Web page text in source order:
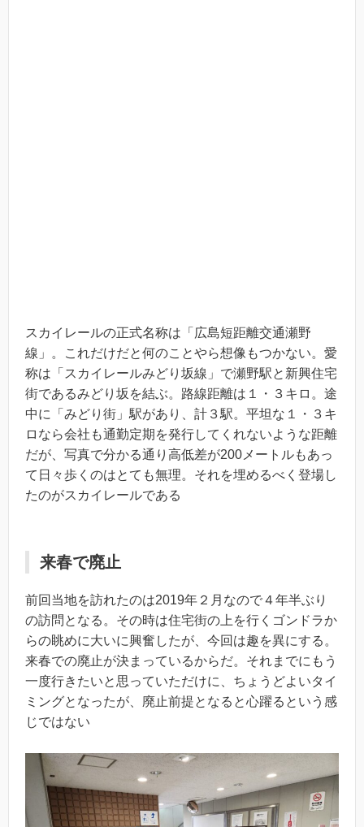
スカイレールの正式名称は「広島短距離交通瀬野
線」。これだけだと何のことやら想像もつかない。愛
称は「スカイレールみどり坂線」で瀬野駅と新興住宅
街であるみどり坂を結ぶ。路線距離は１・３キロ。途
中に「みどり街」駅があり、計３駅。平坦な１・３キ
ロなら会社も通勤定期を発行してくれないような距離
だが、写真で分かる通り高低差が200メートルもあっ
て日々歩くのはとても無理。それを埋めるべく登場し
たのがスカイレールである
来春で廃止
前回当地を訪れたのは2019年２月なので４年半ぶり
の訪問となる。その時は住宅街の上を行くゴンドラか
らの眺めに大いに興奮したが、今回は趣を異にする。
来春での廃止が決まっているからだ。それまでにもう
一度行きたいと思っていただけに、ちょうどよいタイ
ミングとなったが、廃止前提となると心躍るという感
じではない